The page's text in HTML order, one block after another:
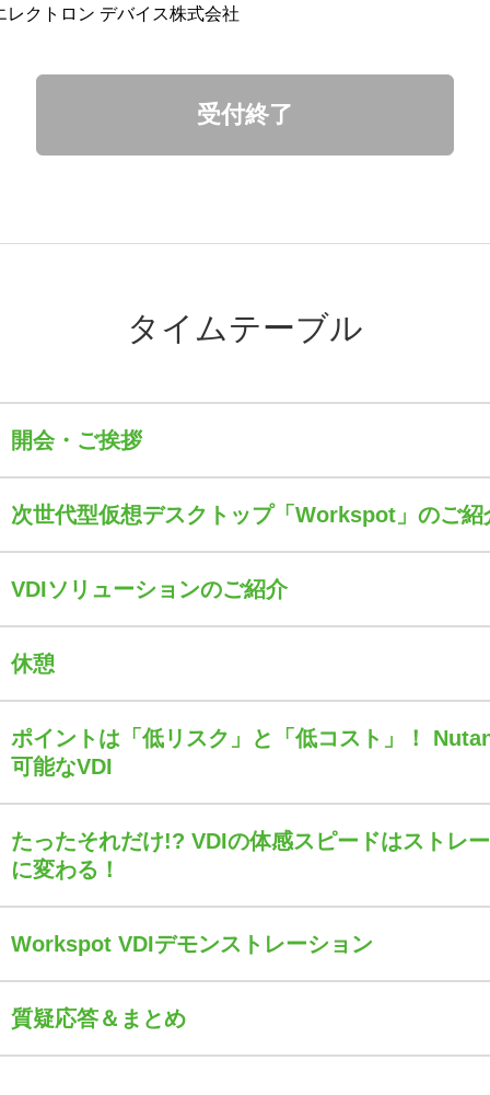
レクトロン デバイス株式会社
受付終了
タイムテーブル
開会・ご挨拶
次世代型仮想デスクトップ「Workspot」のご紹
VDIソリューションのご紹介
休憩
ポイントは「低リスク」と「低コスト」！
可能なVDI
たったそれだけ!? VDIの体感スピードはストレ
に変わる！
Workspot VDIデモンストレーション
質疑応答＆まとめ